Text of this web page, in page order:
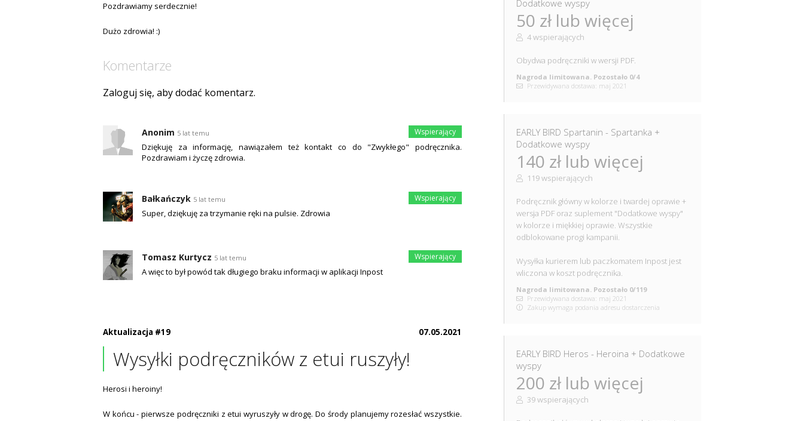
Pozdrawiamy serdecznie!
Dużo zdrowia! :)
Komentarze
Zaloguj się, aby dodać komentarz.
Anonim 5 lat temu
Dziękuję za informację, nawiązałem też kontakt co do "Zwykłego" podręcznika.
Pozdrawiam i życzę zdrowia.
Bałkańczyk 5 lat temu
Super, dziękuję za trzymanie ręki na pulsie. Zdrowia
Tomasz Kurtycz 5 lat temu
A więc to był powód tak długiego braku informacji w aplikacji Inpost
Aktualizacja #19 07.05.2021
Wysyłki podręczników z etui ruszyły!
Herosi i heroiny!
W końcu - pierwsze podręczniki z etui wyruszyły w drogę. Do środy planujemy rozesłać wszystkie.
Dodatkowe wyspy
50 zł lub więcej
4 wspierających
Obydwa podręczniki w wersji PDF.
Nagroda limitowana. Pozostało 0/4
Przewidywana dostawa: maj 2021
EARLY BIRD Spartanin - Spartanka +
Dodatkowe wyspy
140 zł lub więcej
119 wspierających
Podręcznik główny w kolorze i twardej oprawie +
wersja PDF oraz suplement "Dodatkowe wyspy"
w kolorze i miękkiej oprawie. Wszystkie
odblokowane progi kampanii.
Wysyłka kurierem lub paczkomatem Inpost jest
wliczona w koszt podręcznika.
Nagroda limitowana. Pozostało 0/119
Przewidywana dostawa: maj 2021
Zakup wymaga podania adresu dostarczenia
EARLY BIRD Heros - Heroina + Dodatkowe
wyspy
200 zł lub więcej
39 wspierających